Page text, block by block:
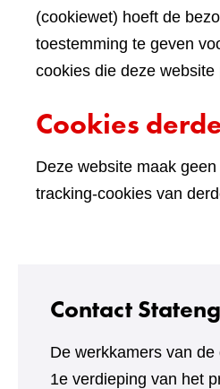
(cookiewet) hoeft de
toestemming te geven
cookies die deze website
Cookies
Deze website maak
tracking-cookies van
Contact
De werkkamers van
1e verdieping van het